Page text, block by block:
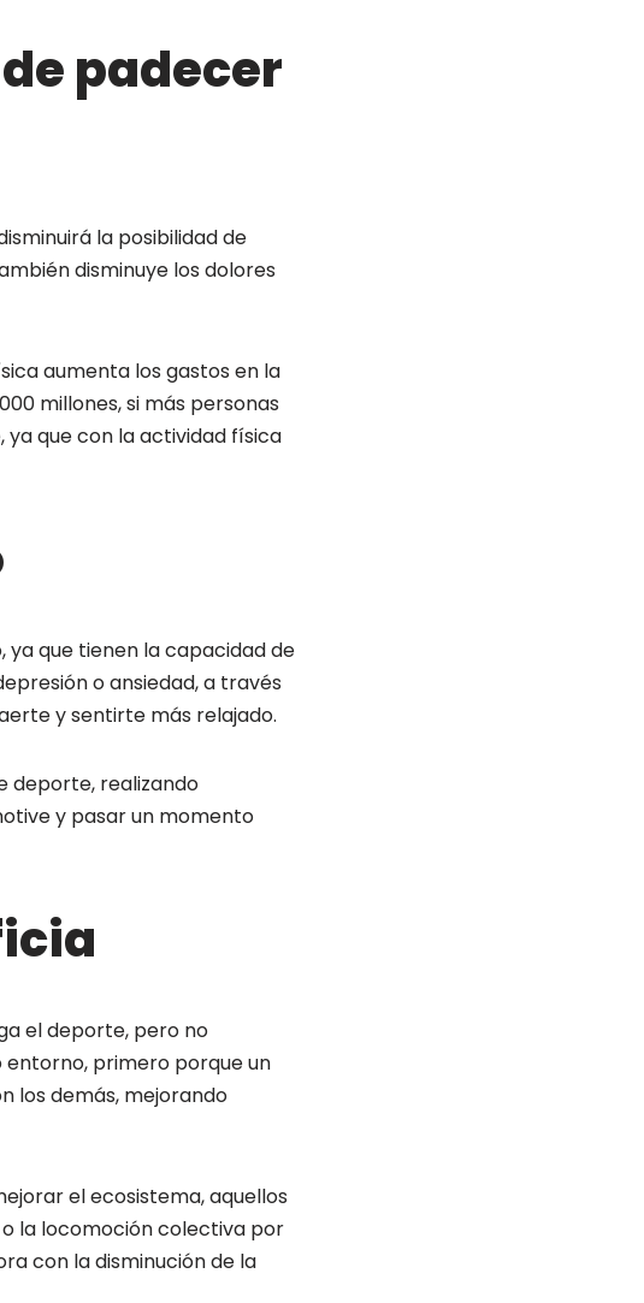
padecer
la posibilidad de
disminuye los dolores
aumenta los gastos en la
millones, si más personas
que con la actividad física
que tienen la capacidad de
o ansiedad, a través
y sentirte más relajado.
deporte, realizando
y pasar un momento
el deporte, pero no
primero porque un
los demás, mejorando
el ecosistema, aquellos
la locomoción colectiva por
con la disminución de la